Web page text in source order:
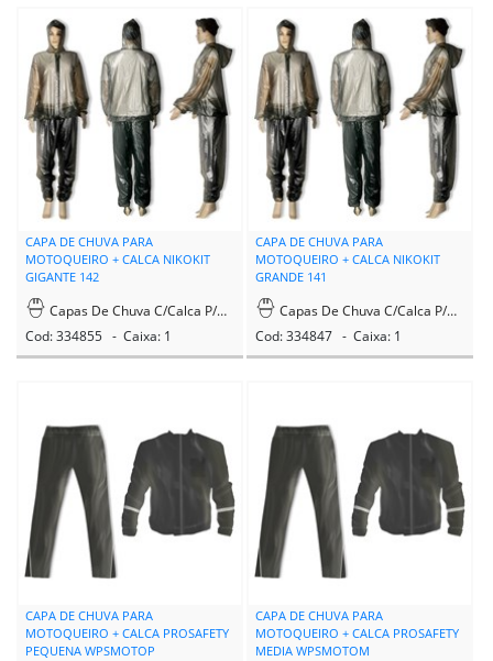
CAPA DE CHUVA PARA
MOTOQUEIRO + CALCA NIKOKIT
GIGANTE 142
Capas De Chuva C/Calca P/Motoqueiro
Cod: 334855 - Caixa: 1
CAPA DE CHUVA PARA
MOTOQUEIRO + CALCA NIKOKIT
GRANDE 141
Capas De Chuva C/Calca P/Motoqueiro
Cod: 334847 - Caixa: 1
CAPA DE CHUVA PARA
MOTOQUEIRO + CALCA PROSAFETY
PEQUENA WPSMOTOP
CAPA DE CHUVA PARA
MOTOQUEIRO + CALCA PROSAFETY
MEDIA WPSMOTOM